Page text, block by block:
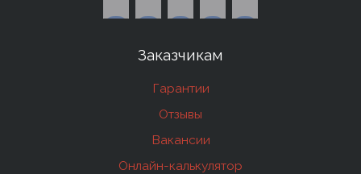
Заказчикам
Гарантии
Отзывы
Вакансии
Онлайн-калькулятор